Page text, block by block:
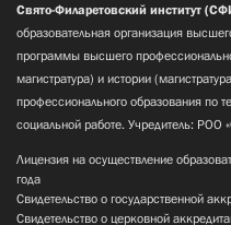
Свято-Филаретовский институт
образовательная организация
программы высшего
магистратура) и истории
профессионального образования по
социальной работе. Учредитель: РОО
Лицензия на осуществление
года
Свидетельство о государственной
Свидетельство о церковной